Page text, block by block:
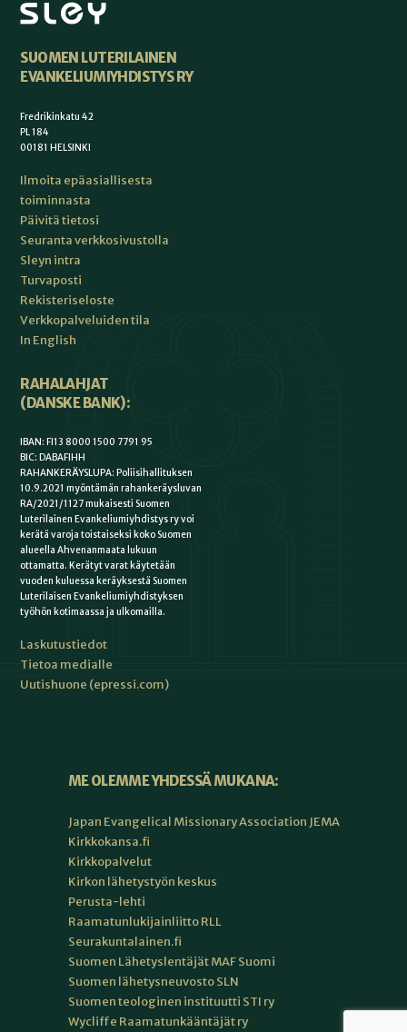
SUOMEN LUTERILAINEN
EVANKELIUMIYHDISTYS RY
Fredrikinkatu 42
PL 184
00181 HELSINKI
Ilmoita epäasiallisesta
toiminnasta
Päivitä tietosi
Seuranta verkkosivustolla
Sleyn intra
Turvaposti
Rekisteriseloste
Verkkopalveluiden tila
In English
RAHALAHJAT
(DANSKE BANK):
IBAN: FI13 8000 1500 7791 95
BIC: DABAFIHH
RAHANKERÄYSLUPA: Poliisihallituksen
10.9.2021 myöntämän rahankeräysluvan
RA/2021/1127 mukaisesti Suomen
Luterilainen Evankeliumiyhdistys ry voi
kerätä varoja toistaiseksi koko Suomen
alueella Ahvenanmaata lukuun
ottamatta. Kerätyt varat käytetään
vuoden kuluessa keräyksestä Suomen
Luterilaisen Evankeliumiyhdistyksen
työhön kotimaassa ja ulkomailla.
Laskutustiedot
Tietoa medialle
Uutishuone (epressi.com)
ME OLEMME YHDESSÄ MUKANA:
Japan Evangelical Missionary Association JEMA
Kirkkokansa.fi
Kirkkopalvelut
Kirkon lähetystyön keskus
Perusta-lehti
Raamatunlukijainliitto RLL
Seurakuntalainen.fi
Suomen Lähetyslentäjät MAF Suomi
Suomen lähetysneuvosto SLN
Suomen teologinen instituutti STI ry
Wycliffe Raamatunkääntäjät ry